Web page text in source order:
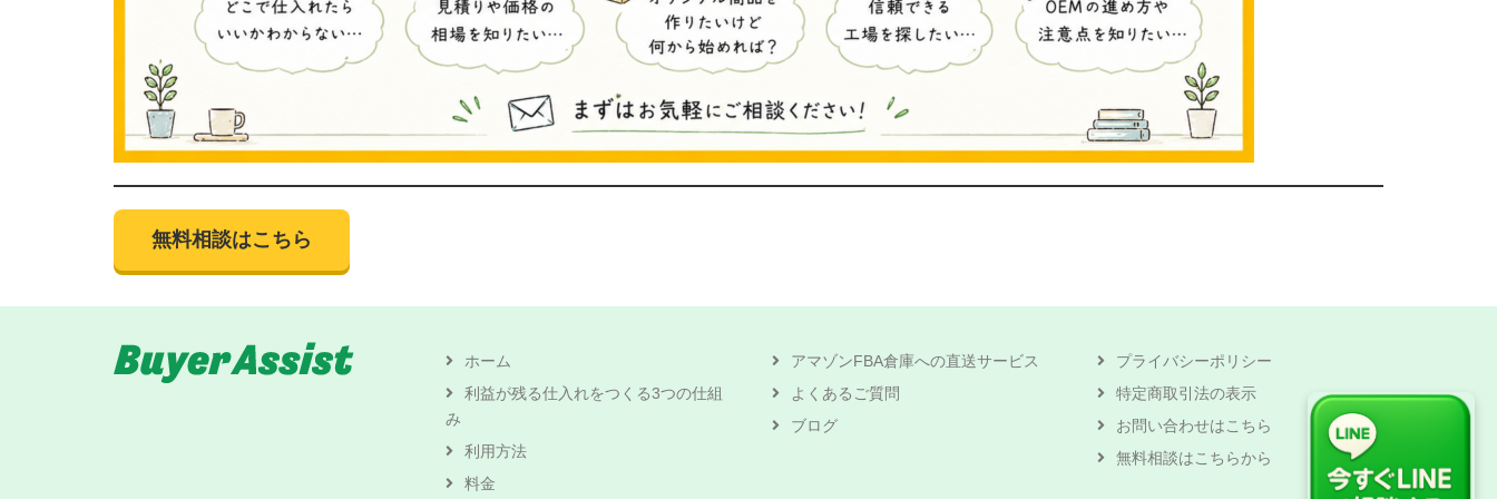
無料相談はこちら
ホーム
利益が残る仕入れをつくる3つの仕組
み
利用方法
料金
アマゾンFBA倉庫への直送サービス
よくあるご質問
ブログ
プライバシーポリシー
特定商取引法の表示
お問い合わせはこちら
無料相談はこちらから